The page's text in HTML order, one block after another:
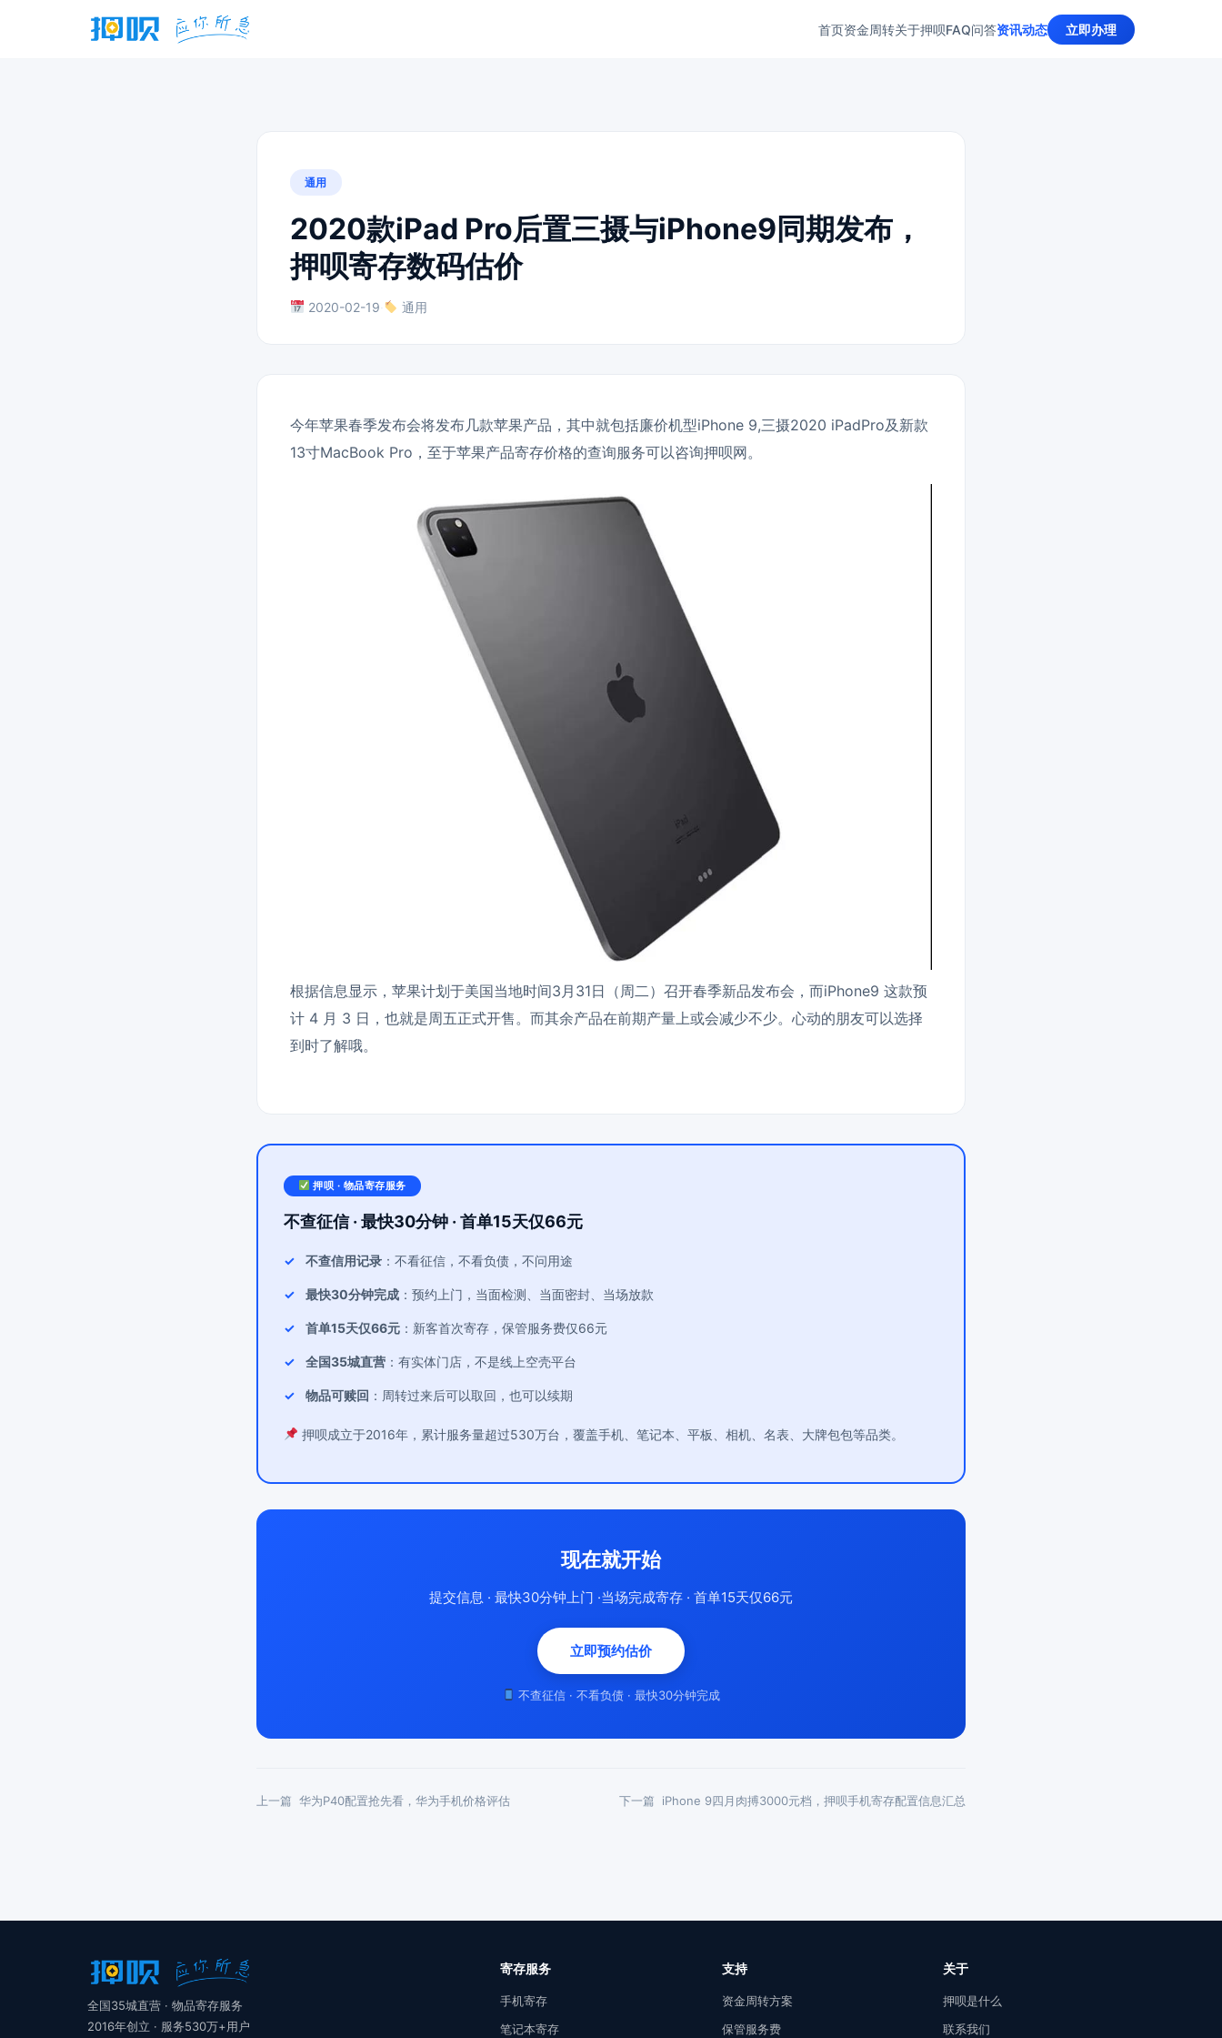
首页资金周转关于押呗FAQ问答资讯动态 立即办理
通用
2020款iPad Pro后置三摄与iPhone9同期发布，
押呗寄存数码估价
2020-02-19 通用
今年苹果春季发布会将发布几款苹果产品，其中就包括廉价机型iPhone 9,三摄2020 iPadPro及新款
13寸MacBook Pro，至于苹果产品寄存价格的查询服务可以咨询押呗网。
根据信息显示，苹果计划于美国当地时间3月31日（周二）召开春季新品发布会，而iPhone9 这款预
计 4 月 3 日，也就是周五正式开售。而其余产品在前期产量上或会减少不少。 心动的朋友可以选择
到时了解哦。
押呗 · 物品寄存服务
不查征信 · 最快30分钟 · 首单15天仅66元
不查信用记录 ：不看征信，不看负债，不问用途
最快30分钟完成 ：预约上门，当面检测、当面密封、当场放款
首单15天仅66元 ：新客首次寄存，保管服务费仅66元
全国35城直营 ：有实体门店，不是线上空壳平台
物品可赎回 ：周转过来后可以取回，也可以续期
押呗成立于2016年，累计服务量超过530万台，覆盖手机、笔记本、平板、相机、名表、大牌包包等品类。
现在就开始
提交信息 · 最快30分钟上门 ·当场完成寄存 · 首单15天仅66元
立即预约估价
不查征信 · 不看负债 · 最快30分钟完成
上一篇 华为P40配置抢先看，华为手机价格评估 下一篇 iPhone 9四月肉搏3000元档，押呗手机寄存配置信息汇总
全国35城直营 · 物品寄存服务
2016年创立 · 服务530万+用户
寄存服务
手机寄存
笔记本寄存
支持
资金周转方案
保管服务费
关于
押呗是什么
联系我们